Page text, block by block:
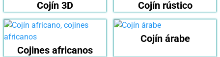
Cojín 3D Cojín rústico
Cojines africanos
Cojín árabe